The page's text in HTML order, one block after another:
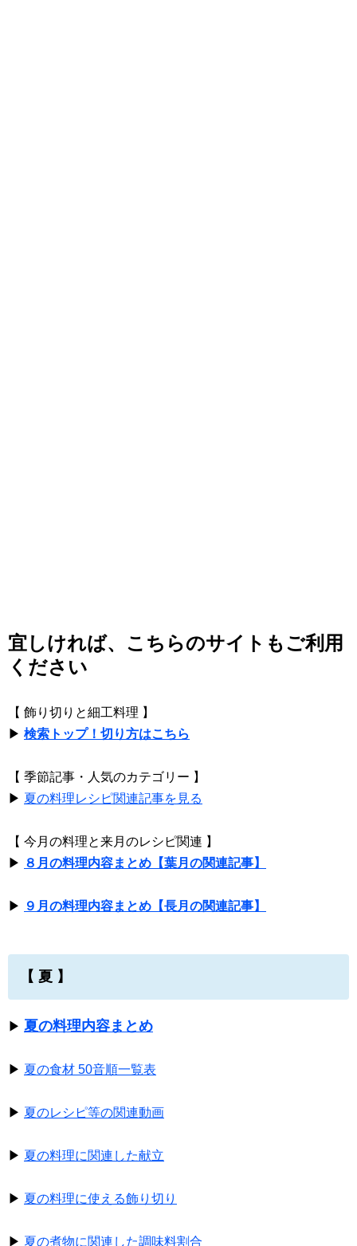
宜しければ、こちらのサイトもご利用
ください
【 飾り切りと細工料理 】
▶ 検索トップ！切り方はこちら
【 季節記事・人気のカテゴリー 】
▶ 夏の料理レシピ関連記事を見る
【 今月の料理と来月のレシピ関連 】
▶ ８月の料理内容まとめ【葉月の関連記事】
▶ ９月の料理内容まとめ【長月の関連記事】
【 夏 】
▶ 夏の料理内容まとめ
▶ 夏の食材 50音順一覧表
▶ 夏のレシピ等の関連動画
▶ 夏の料理に関連した献立
▶ 夏の料理に使える飾り切り
▶ 夏の煮物に関連した調味料割合